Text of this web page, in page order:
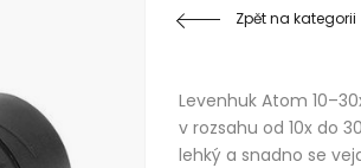
Zpět na kategorii
Levenhuk Atom
v rozsahu od 10x do
lehký a snadno se